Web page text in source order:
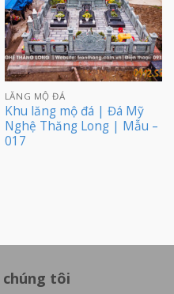
LĂNG MỘ ĐÁ
Khu lăng mộ đá | Đá Mỹ
Nghệ Thăng Long | Mẫu –
017
tôi